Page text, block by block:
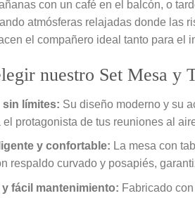
con un café en el balcón, o
atmósferas relajadas donde las
el compañero ideal tanto para el
nuestro Set Mesa y
sin límites: Su diseño moderno y su
el protagonista de tus reuniones al
y confortable: La mesa con
respaldo curvado y posapiés,
fácil mantenimiento: Fabricado